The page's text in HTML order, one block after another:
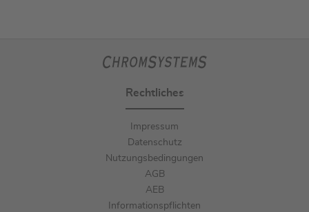
Rechtliches
Impressum
Datenschutz
Nutzungsbedingungen
AGB
AEB
Informationspflichten